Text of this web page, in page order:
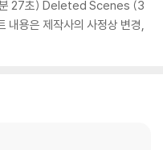
상에 대해서는 반품/교환이 불
은 경우가 있습니다. 디스크
27초) Deleted Scenes (3
용은 제작사의 사정상 변경,